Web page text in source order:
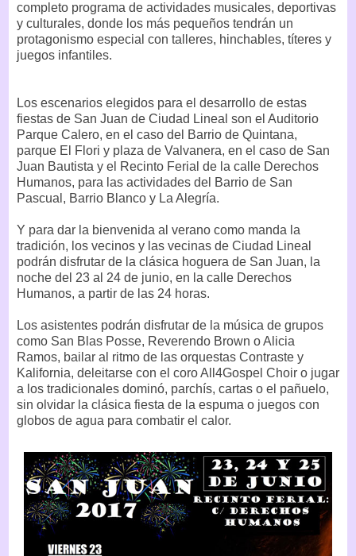
completo programa de actividades musicales, deportivas
y culturales, donde los más pequeños tendrán un
protagonismo especial con talleres, hinchables, títeres y
juegos infantiles.
Los escenarios elegidos para el desarrollo de estas
fiestas de San Juan de Ciudad Lineal son el Auditorio
Parque Calero, en el caso del Barrio de Quintana,
parque El Flori y plaza de Valvanera, en el caso de San
Juan Bautista y el Recinto Ferial de la calle Derechos
Humanos, para las actividades del Barrio de San
Pascual, Barrio Blanco y La Alegría.
Y para dar la bienvenida al verano como manda la
tradición, los vecinos y las vecinas de Ciudad Lineal
podrán disfrutar de la clásica hoguera de San Juan, la
noche del 23 al 24 de junio, en la calle Derechos
Humanos, a partir de las 24 horas.
Los asistentes podrán disfrutar de la música de grupos
como San Blas Posse, Reverendo Brown o Alicia
Ramos, bailar al ritmo de las orquestas Contraste y
Kalifornia, deleitarse con el coro All4Gospel Choir o jugar
a los tradicionales dominó, parchís, cartas o el pañuelo,
sin olvidar la clásica fiesta de la espuma o juegos con
globos de agua para combatir el calor.